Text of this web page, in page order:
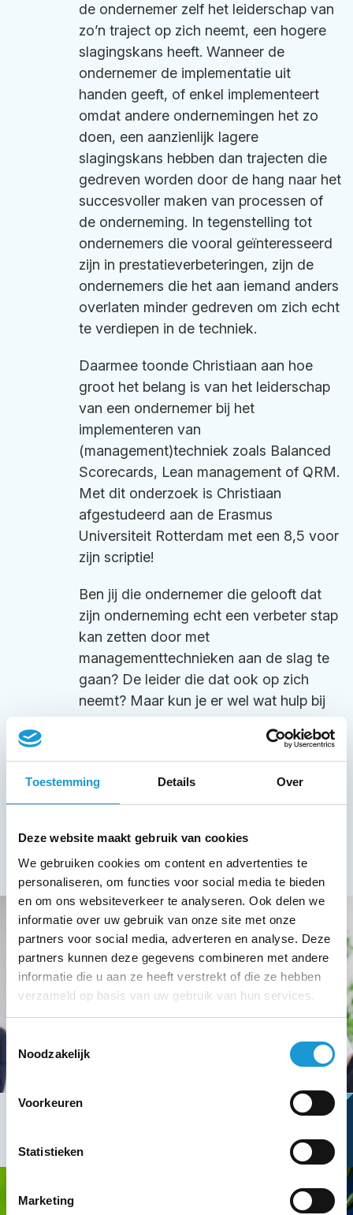
Toestemming Details Over
Deze website maakt gebruik van cookies
We gebruiken cookies om content en advertenties te
personaliseren, om functies voor social media te bieden
en om ons websiteverkeer te analyseren. Ook delen we
informatie over uw gebruik van onze site met onze
partners voor social media, adverteren en analyse. Deze
partners kunnen deze gegevens combineren met andere
informatie die u aan ze heeft verstrekt of die ze hebben
verzameld op basis van uw gebruik van hun services.
Toestemmingsselectie
Noodzakelijk
Voorkeuren
Statistieken
Marketing
de ondernemer zelf het leiderschap van
zo’n traject op zich neemt, een hogere
slagingskans heeft. Wanneer de
ondernemer de implementatie uit
handen geeft, of enkel implementeert
omdat andere ondernemingen het zo
doen, een aanzienlijk lagere
slagingskans hebben dan trajecten die
gedreven worden door de hang naar het
succesvoller maken van processen of
de onderneming. In tegenstelling tot
ondernemers die vooral geïnteresseerd
zijn in prestatieverbeteringen, zijn de
ondernemers die het aan iemand anders
overlaten minder gedreven om zich echt
te verdiepen in de techniek.
Daarmee toonde Christiaan aan hoe
groot het belang is van het leiderschap
van een ondernemer bij het
implementeren van
(management)techniek zoals Balanced
Scorecards, Lean management of QRM.
Met dit onderzoek is Christiaan
afgestudeerd aan de Erasmus
Universiteit Rotterdam met een 8,5 voor
zijn scriptie!
Ben jij die ondernemer die gelooft dat
zijn onderneming echt een verbeter stap
kan zetten door met
managementtechnieken aan de slag te
gaan? De leider die dat ook op zich
neemt? Maar kun je er wel wat hulp bij
gebruiken? De adviseurs van HKB zijn in
managementtechnieken eenvoudig uit
te leggen, en jou en je medewerkers
mee te nemen in het traject. Wij helpen
succesvoller te maken.